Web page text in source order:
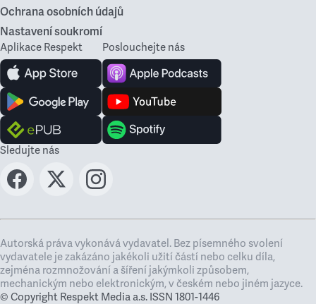
Ochrana osobních údajů
Nastavení soukromí
Aplikace Respekt Poslouchejte nás
Sledujte nás
Autorská práva vykonává vydavatel. Bez písemného svolení
vydavatele je zakázáno jakékoli užití částí nebo celku díla,
zejména rozmnožování a šíření jakýmkoli způsobem,
mechanickým nebo elektronickým, v českém nebo jiném jazyce.
© Copyright Respekt Media a.s. ISSN 1801-1446